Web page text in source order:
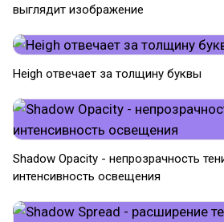
выглядит изображение
Heigh отвечает за толщину буквы
Shadow Opacity - непрозрачность
интенсивность освещения